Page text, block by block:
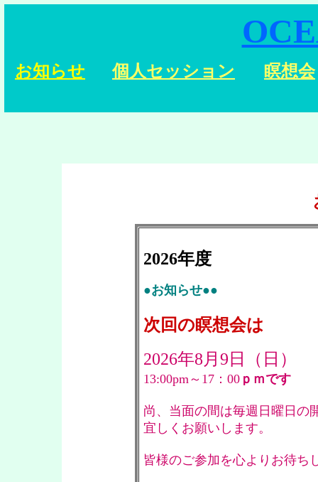
お知らせ 個人セッション 瞑想会
2026年度
●お知らせ●●
次回の瞑想会は
2026年8月9日（日）
13:00pm～17：00 ｐｍです
尚、当面の間は毎週日曜日の
宜しくお願いします。
皆様のご参加を心よりお待ち